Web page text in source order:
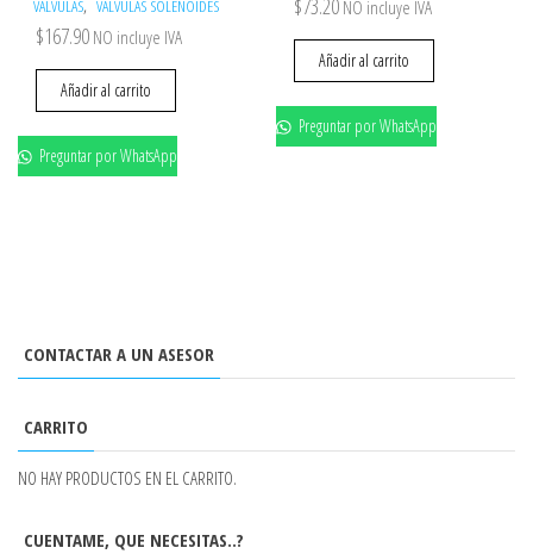
VÁLVULAS VÁLVULAS SOLENOIDES
$167.90 NO incluye IVA
Añadir al carrito
Preguntar por WhatsApp
NO incluye IVA
Añadir al carrito
Preguntar por WhatsApp
CONTACTAR A UN ASESOR
CARRITO
NO HAY PRODUCTOS EN EL CARRITO.
CUENTAME, QUE NECESITAS..?